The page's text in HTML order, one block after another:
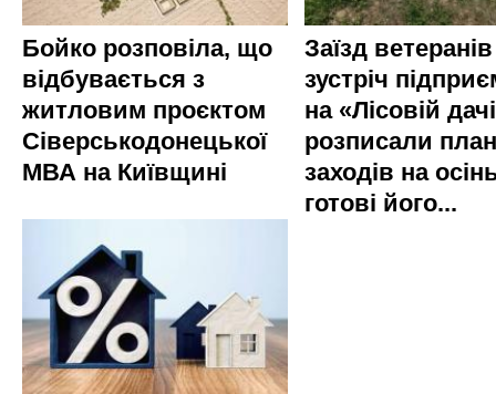
Бойко розповіла, що
відбувається з
житловим проєктом
Сіверськодонецької
МВА на Київщині
Заїзд
зустріч
на «Лісовій
розписали план
заходів на
готові його...